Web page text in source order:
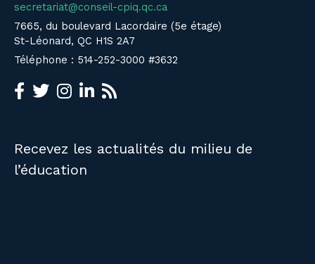
secretariat@conseil-cpiq.qc.ca
7665, du boulevard Lacordaire (5e étage)
St-Léonard, QC H1S 2A7
Téléphone : 514-252-3000 #3632
Recevez les actualités du milieu de
l’éducation